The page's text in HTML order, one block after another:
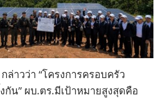
ล่าวว่า “โครงการครอบครัว
กัน” ผบ.ตร.มีเป้าหมายสูงสุดคือ